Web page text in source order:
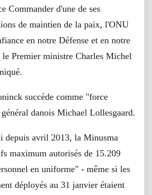
Commander d'une de ses
de maintien de la paix, l'ONU
en notre Défense et en notre
Premier ministre Charles Michel
succède comme "force
danois Michael Lollesgaard.
depuis avril 2013, la Minusma
maximum autorisés de 15.209
en uniforme" - même si les
déployés au 31 janvier étaient